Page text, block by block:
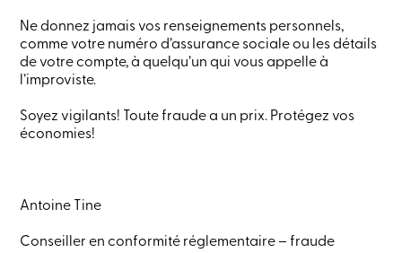
ligne
Connexion
Connexion
Carte
Particuliers
Connexion
de
Ne donnez jamais vos renseignements personnels,
comme votre numéro d’assurance sociale ou les détails
de votre compte, à quelqu’un qui vous appelle à
l’improviste.
Soyez vigilants! Toute fraude a un prix. Protégez vos
économies!
Antoine Tine
Conseiller en conformité réglementaire – fraude